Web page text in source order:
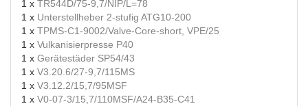
1 x TR544D/75-9,7/NIP/L=78
1 x Unterstellheber 2-stufig ATG10-200
1 x TPMS-C1-9002/Valve-Core-short, VPE/25
1 x Vulkanisierpresse P40
1 x Gerätestäder SP54/43
1 x V3.20.6/27-9,7/115MS
1 x V3.12.2/15,7/95MSF
1 x V0-07-3/15,7/110MSF/A24-B35-C41